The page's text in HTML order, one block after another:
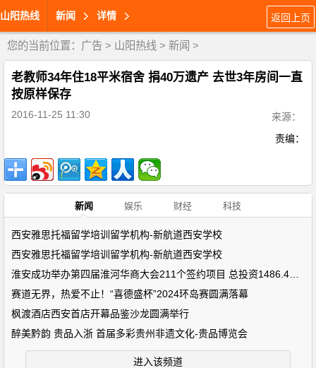
山阳热线 新闻 详情 返回上页
您的当前位置： 广告 > 山阳热线 > 新闻 >
老教师34年住18平米宿舍 捐40万遗产 去世3年房间一直
按原样保存
2016-11-25 11:30
来源：
责编：
新闻 娱乐 财经 科技
西安雅思托福留学培训留学机构-新航道西安学校
西安雅思托福留学培训留学机构-新航道西安学校
赛道无界，热爱不止！“喜德盛杯”2024环岛赛圆满落幕
枫渡酒店西安首店开幕品鉴沙龙圆满举行
醉美黔韵 贵品入浙 首届多彩贵州非遗文化-贵品博览会
进入该频道